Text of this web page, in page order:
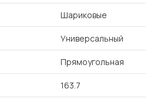
Шариковые
Универсальный
Прямоугольная
163.7